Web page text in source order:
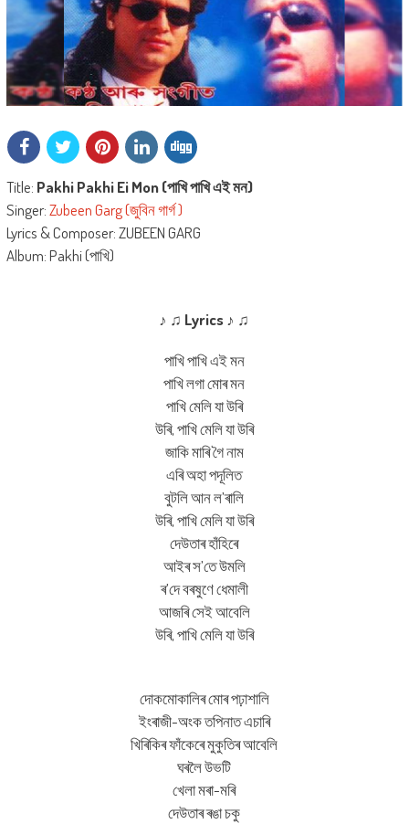
Title: Pakhi Pakhi Ei Mon (পাখি পাখি এই মন)
Singer:Zubeen Garg (জুবিন গাৰ্গ )
Lyrics & Composer: ZUBEEN GARG
Album: Pakhi (পাখি)
♪ ♫ Lyrics ♪ ♫
পাখি পাখি এই মন
পাখি লগা মোৰ মন
পাখি মেলি যা উৰি
উৰি, পাখি মেলি যা উৰি
জাকি মাৰি গৈ নাম
এৰি অহা পদূলিত
বুটলি আন ল’ৰালি
উৰি, পাখি মেলি যা উৰি
দেউতাৰ হাঁহিৰে
আইৰ স’তে উমলি
ৰ’দে বৰষুণে ধেমালী
আজৰি সেই আবেলি
উৰি, পাখি মেলি যা উৰি
দোকমোকালিৰ মোৰ পঢ়াশালি
ইংৰাজী-অংক তপিনাত এচাৰি
খিৰিকিৰ ফাঁকেৰে মুকুতিৰ আবেলি
ঘৰলৈ উভটি
খেলা মৰা-মৰি
দেউতাৰ ৰঙা চকু